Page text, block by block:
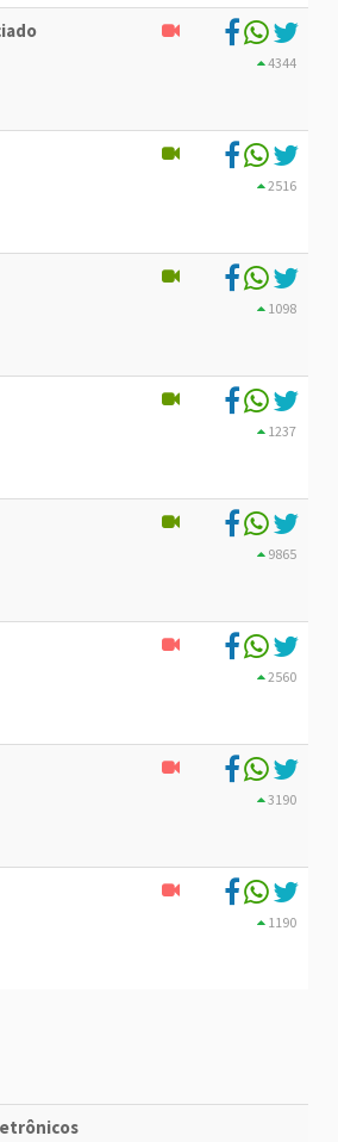
4344
2516
1098
1237
9865
2560
3190
1190